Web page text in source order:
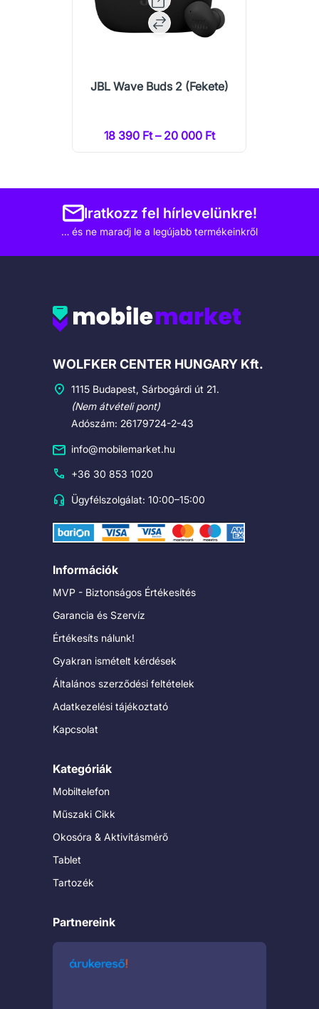
JBL Wave Buds 2 (Fekete)
18 390 Ft – 20 000 Ft
Iratkozz fel hírlevelünkre!
… és ne maradj le a legújabb termékeinkről
Cégadatok
WOLFKER CENTER HUNGARY Kft.
1115 Budapest, Sárbogárdi út 21.
(Nem átvételi pont)
Adószám: 26179724-2-43
info@mobilemarket.hu
+36 30 853 1020
Ügyfélszolgálat: 10:00–15:00
Információk
MVP - Biztonságos Értékesítés
Garancia és Szervíz
Értékesíts nálunk!
Gyakran ismételt kérdések
Általános szerződési feltételek
Adatkezelési tájékoztató
Kapcsolat
Kategóriák
Mobiltelefon
Műszaki Cikk
Okosóra & Aktivitásmérő
Tablet
Tartozék
Partnereink